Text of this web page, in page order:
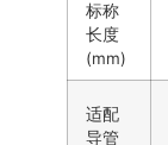
标称
长度
(mm)
适配
导管